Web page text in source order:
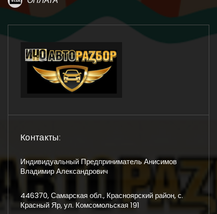
Контакты:
Индивидуальный Предприниматель Анисимов
Владимир Александрович
446370, Самарская обл., Красноярский район, с.
Красный Яр, ул. Комсомольская 191